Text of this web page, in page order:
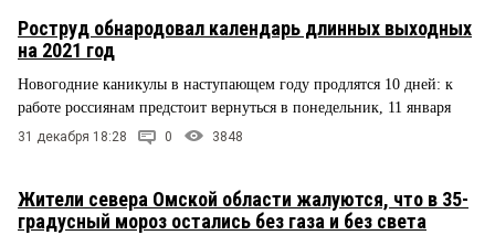
Роструд обнародовал календарь длинных выходных
на 2021 год
Новогодние каникулы в наступающем году продлятся 10 дней: к
работе россиянам предстоит вернуться в понедельник, 11 января
31 декабря 18:28 0 3848
Жители севера Омской области жалуются, что в 35-
градусный мороз остались без газа и без света